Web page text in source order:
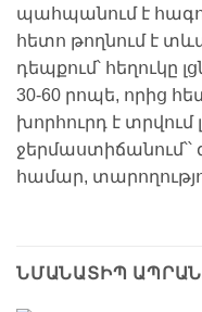
պահպանում է
հետո թողնում է
դեպքում՝ հեղուկը
30-60 րոպե, որից
խորհուրդ է տրվում
համար,
ՆՄԱՆԱՏԻՊ